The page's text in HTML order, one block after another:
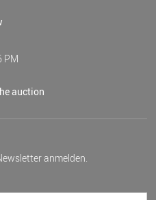
PM
auction
anmelden.